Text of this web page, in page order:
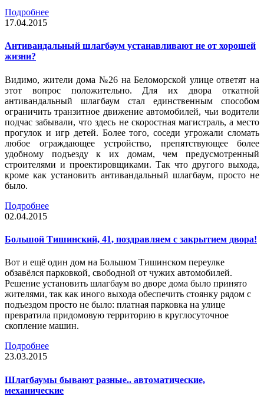
Подробнее
17.04.2015
Антивандальный шлагбаум устанавливают не от хорошей
жизни?
Видимо, жители дома №26 на Беломорской улице ответят на
этот вопрос положительно. Для их двора откатной
антивандальный шлагбаум стал единственным способом
ограничить транзитное движение автомобилей, чьи водители
подчас забывали, что здесь не скоростная магистраль, а место
прогулок и игр детей. Более того, соседи угрожали сломать
любое ограждающее устройство, препятствующее более
удобному подъезду к их домам, чем предусмотренный
строителями и проектировщиками. Так что другого выхода,
кроме как установить антивандальный шлагбаум, просто не
было.
Подробнее
02.04.2015
Большой Тишинский, 41, поздравляем с закрытием двора!
Вот и ещё один дом на Большом Тишинском переулке
обзавёлся парковкой, свободной от чужих автомобилей.
Решение установить шлагбаум во дворе дома было принято
жителями, так как иного выхода обеспечить стоянку рядом с
подъездом просто не было: платная парковка на улице
превратила придомовую территорию в круглосуточное
скопление машин.
Подробнее
23.03.2015
Шлагбаумы бывают разные.. автоматические,
механические